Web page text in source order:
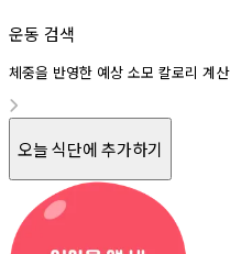
운동 검색
체중을 반영한 예상 소모 칼로리 계산
오늘 식단에 추가하기